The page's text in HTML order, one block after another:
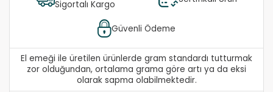
Sigortalı Kargo
Güvenli Ödeme
El emeği ile üretilen ürünlerde gram standardı tutturmak
zor olduğundan, ortalama grama göre artı ya da eksi
olarak sapma olabilmektedir.